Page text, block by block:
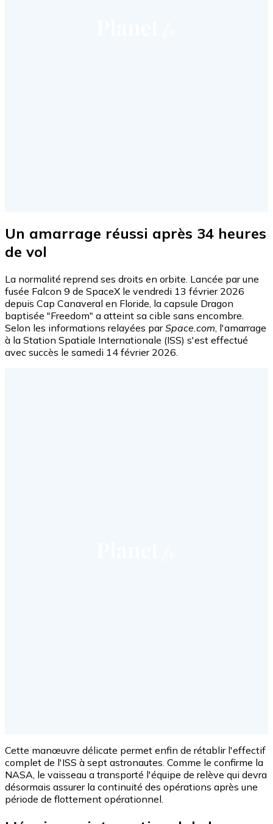
Un amarrage réussi après 34 heures
de vol
La normalité reprend ses droits en orbite. Lancée par une
fusée Falcon 9 de SpaceX le vendredi 13 février 2026
depuis Cap Canaveral en Floride, la capsule Dragon
baptisée "Freedom" a atteint sa cible sans encombre.
Selon les informations relayées parSpace.com , l'amarrage
à la Station Spatiale Internationale (ISS) s'est effectué
avec succès le samedi 14 février 2026.
Cette manœuvre délicate permet enfin de rétablir l'effectif
complet de l'ISS à sept astronautes. Comme le confirme la
NASA, le vaisseau a transporté l'équipe de relève qui devra
désormais assurer la continuité des opérations après une
période de flottement opérationnel.